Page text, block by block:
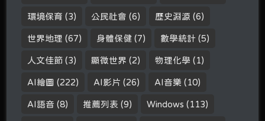
環境保育 (3) 公民社會 (6) 歷史淵源 (6)
世界地理 (67) 身體保健 (7) 數學統計 (5)
人文佳節 (3) 顯微世界 (2) 物理化學 (1)
AI繪圖 (222) AI影片 (26) AI音樂 (10)
AI語音 (8) 推薦列表 (9) Windows (113)